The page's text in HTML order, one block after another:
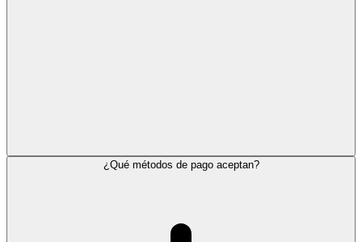
¿Qué métodos de pago aceptan?